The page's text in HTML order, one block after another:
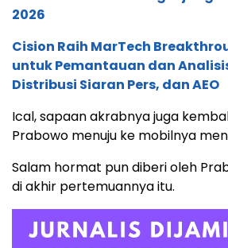
2026
Cision Raih MarTech
untuk Pemantauan dan
Distribusi Siaran Pers, dan AEO
Ical, sapaan akrabnya juga
Prabowo menuju ke mobilnya
Salam hormat pun diberi oleh
di akhir pertemuannya itu.